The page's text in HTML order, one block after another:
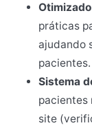
práticas
ajudando
pacientes.
Sistema
pacientes
site